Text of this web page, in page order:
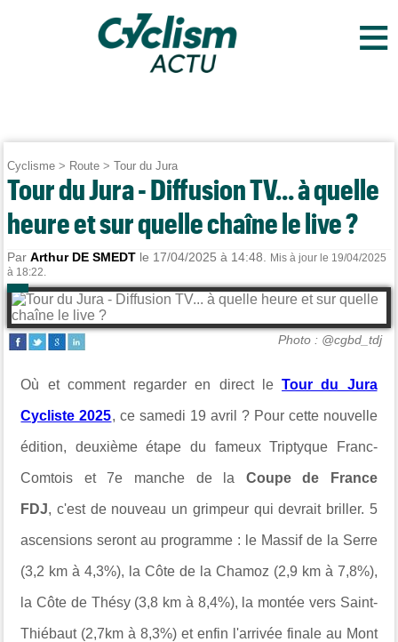
≡
Cyclisme > Route >Tour du Jura
Tour du Jura - Diffusion TV... à quelle
heure et sur quelle chaîne le live ?
ParArthur DE SMEDT le 17/04/2025 à 14:48.
Mis à jour le 19/04/2025
à 18:22.
Photo : @cgbd_tdj
Où et comment regarder en direct l eTour du Jura
Cycliste 2025, ce samedi 19 avril ? Pour cette nouvelle
édition, deuxième étape du fameux Triptyque Franc-
Comtois et 7e manche de la Coupe de France
FDJ, c'est de nouveau un grimpeur qui devrait briller. 5
ascensions seront au programme : le Massif de la Serre
(3,2 km à 4,3%), la Côte de la Chamoz (2,9 km à 7,8%),
la Côte de Thésy (3,8 km à 8,4%), la montée vers Saint-
Thiébaut (2,7km à 8,3%) et enfin l'arrivée finale au Mont